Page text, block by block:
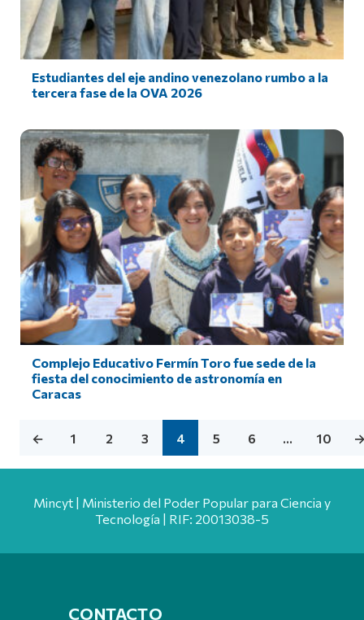
Estudiantes del eje andino venezolano rumbo a la
tercera fase de la OVA 2026
Complejo Educativo Fermín Toro fue sede de la
fiesta del conocimiento de astronomía en
Caracas
← 1 2 3 4 5 6 … 10
Mincyt | Ministerio del Poder Popular para Ciencia y
Tecnología | RIF: 20013038-5
CONTACTO